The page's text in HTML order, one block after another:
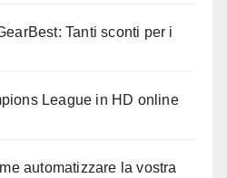
Tanti sconti per i
League in HD online
automatizzare la vostra